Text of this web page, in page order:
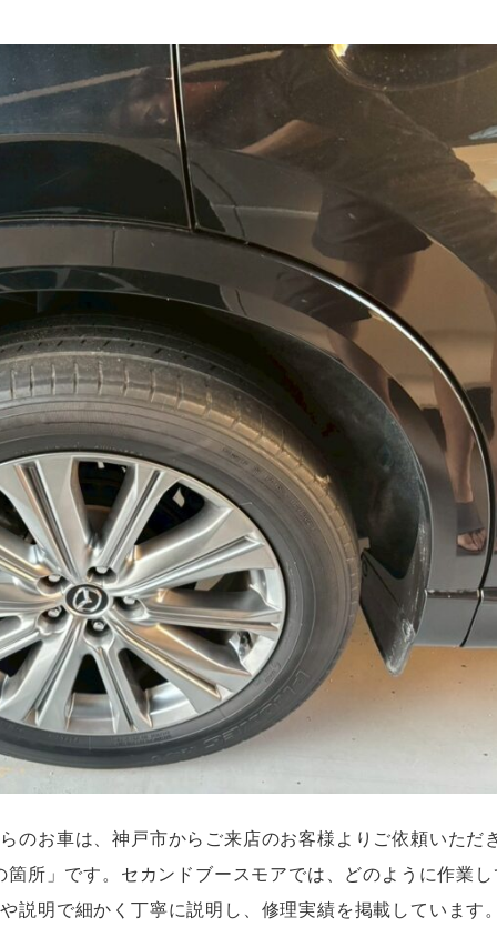
のお車は、神戸市からご来店のお客様よりご依頼いただ
所」です。セカンドブースモアでは、どのように作業
説明で細かく丁寧に説明し、修理実績を掲載しています